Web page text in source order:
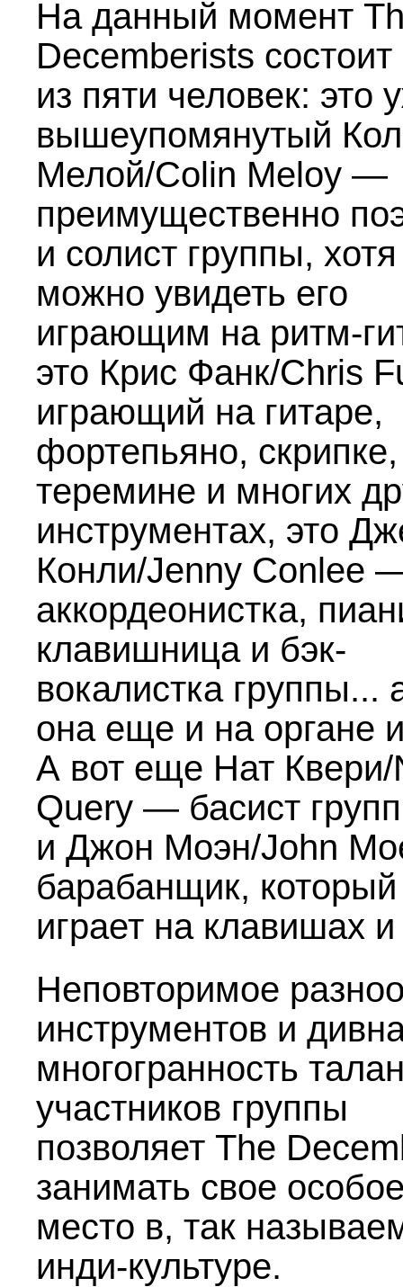
На данный момент
Decemberists состоит
из пяти человек: это
вышеупомянутый
Мелой/Colin Meloy —
преимущественно
и солист группы,
можно увидеть его
играющим на ритм-
это Крис Фанк/Chris
играющий на гитаре,
фортепьяно, скрипке,
теремине и многих
инструментах, это
Конли/Jenny Conlee
аккордеонистка,
клавишница и бэк-
вокалистка группы...
она еще и на органе
А вот еще Нат Квери/
Query — басист
и Джон Моэн/John
барабанщик, который
играет на клавишах и
Неповторимое
инструментов и
многогранность
участников группы
позволяет The
занимать свое
место в, так
инди-культуре.